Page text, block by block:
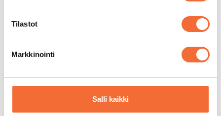
Tilastot
Markkinointi
Salli kaikki
kukkakauppias Keikander päättää pysäyttää
luonnon rytmeistä, levon merkityksestä ja
yhdessäolosta. Se sopii kaikenlaisille
riippumatta. Perustuu Mila Teräksen ja
Karoliina Pertamon kuvakirjaan. Esityskieli